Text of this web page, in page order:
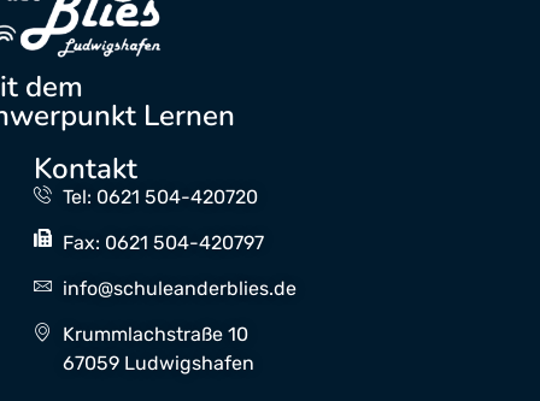
dem
Lernen
Kontakt
Tel: 0621 504-420720
Fax: 0621 504-420797
info@schuleanderblies.de
Krummlachstraße 10
67059 Ludwigshafen